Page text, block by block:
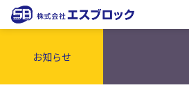
お知らせ